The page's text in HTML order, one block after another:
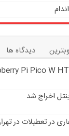
دیدگاه ها
Pi Pico W
اخراج شد
در تعطیلات در